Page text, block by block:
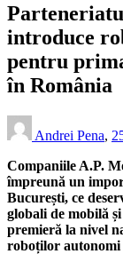
introduce
pentru
în România
Andrei Pena,
Companiile A.P.
împreună un
București, ce
globali de mobilă
premieră la nivel
roboților autonomi